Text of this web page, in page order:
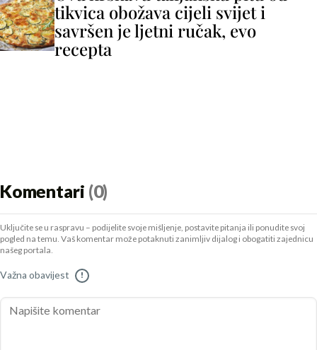
tikvica obožava cijeli svijet i
savršen je ljetni ručak, evo
recepta
Komentari (0)
Uključite se u raspravu – podijelite svoje mišljenje, postavite pitanja ili ponudite svoj
pogled na temu. Vaš komentar može potaknuti zanimljiv dijalog i obogatiti zajednicu
našeg portala.
Važna obavijest !